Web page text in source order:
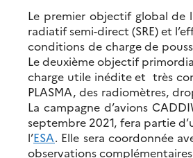
Le premier objectif global de
radiatif semi-direct (SRE) et
conditions de charge de
Le deuxième objectif
charge utile inédite et très
PLASMA, des radiomètres,
La campagne d’avions
septembre 2021, fera partie
l’ESA. Elle sera coordonnée
observations